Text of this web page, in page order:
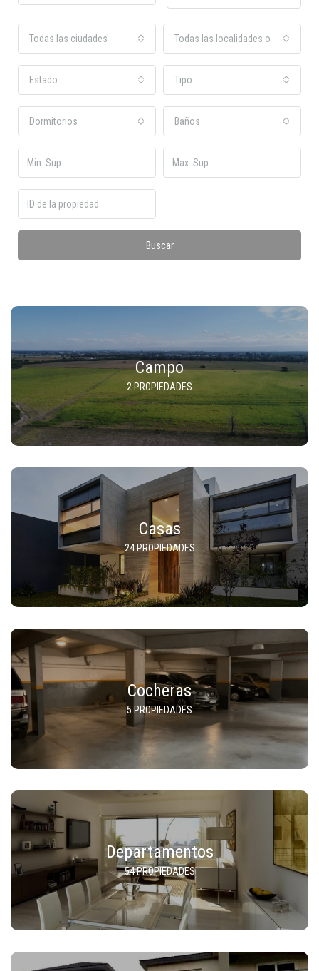
Todas las ciudades Todas las localidades o barrios
Estado Tipo
Dormitorios Baños
Buscar
Campo
2 PROPIEDADES
Casas
24 PROPIEDADES
Cocheras
5 PROPIEDADES
Departamentos
54 PROPIEDADES